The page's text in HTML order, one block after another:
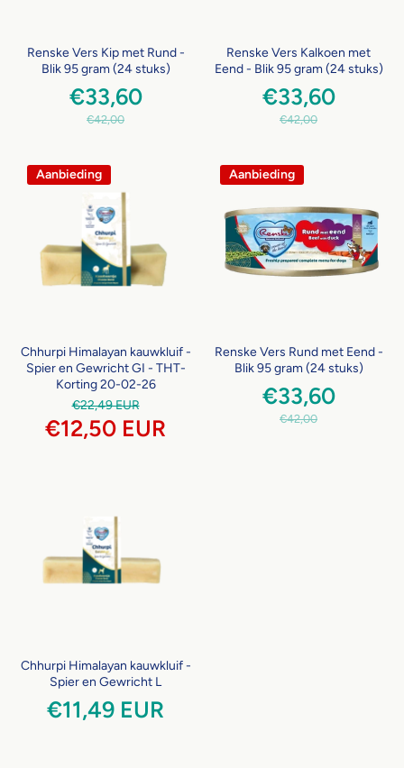
Renske Vers Kip met Rund -
Blik 95 gram (24 stuks)
€33,60
€42,00
Renske Vers Kalkoen met
Eend - Blik 95 gram (24 stuks)
€33,60
€42,00
Aanbieding
Chhurpi Himalayan kauwkluif -
Spier en Gewricht GI - THT-
Korting 20-02-26
€22,49 EUR
€12,50 EUR
Aanbieding
Renske Vers Rund met Eend -
Blik 95 gram (24 stuks)
€33,60
€42,00
Chhurpi Himalayan kauwkluif -
Spier en Gewricht L
€11,49 EUR